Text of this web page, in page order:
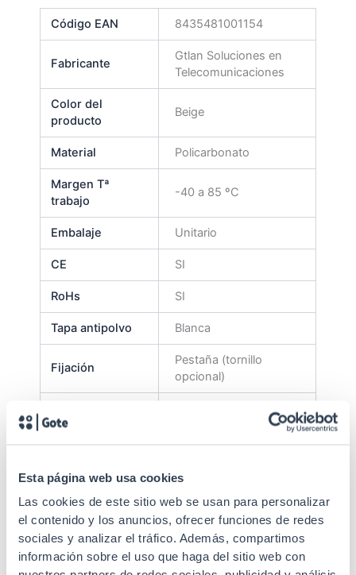
Esta página web usa cookies
Las cookies de este sitio web se usan para personalizar
el contenido y los anuncios, ofrecer funciones de redes
sociales y analizar el tráfico. Además, compartimos
información sobre el uso que haga del sitio web con
Código EAN 8435481001154
Fabricante
Gtlan Soluciones en
Telecomunicaciones
Color del
producto
Beige
Material Policarbonato
Margen Tª
trabajo
-40 a 85 ºC
Embalaje Unitario
CE SI
RoHs SI
Tapa antipolvo Blanca
Fijación
Pestaña (tornillo
opcional)
Durabilidad
Material férula Cerámica zirconia
Tipo de fibra Multimodo
IEC 61753-1, IEC